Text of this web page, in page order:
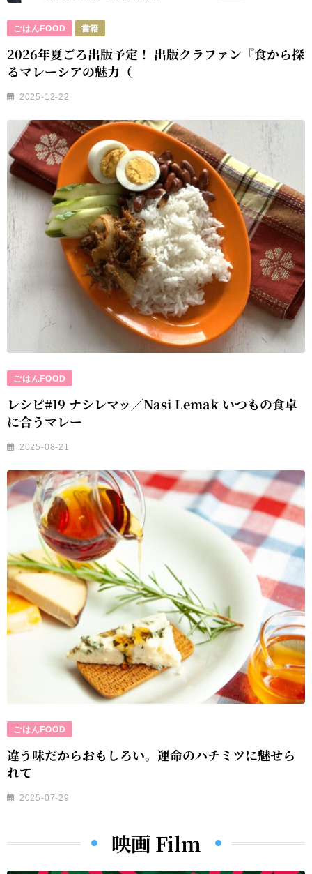
ごはんFOOD 書籍
2026年夏ごろ出版予定！ 出版クラファン『食から探
るマレーシアの魅力（
2025-12-22
ごはんFOOD
レシピ#19 ナシレマッ／Nasi Lemak いつもの食卓
に合うマレー
2025-08-21
ごはんFOOD
違う味だからおもしろい。運命のハチミツに魅せら
れて
2025-07-29
映画 Film